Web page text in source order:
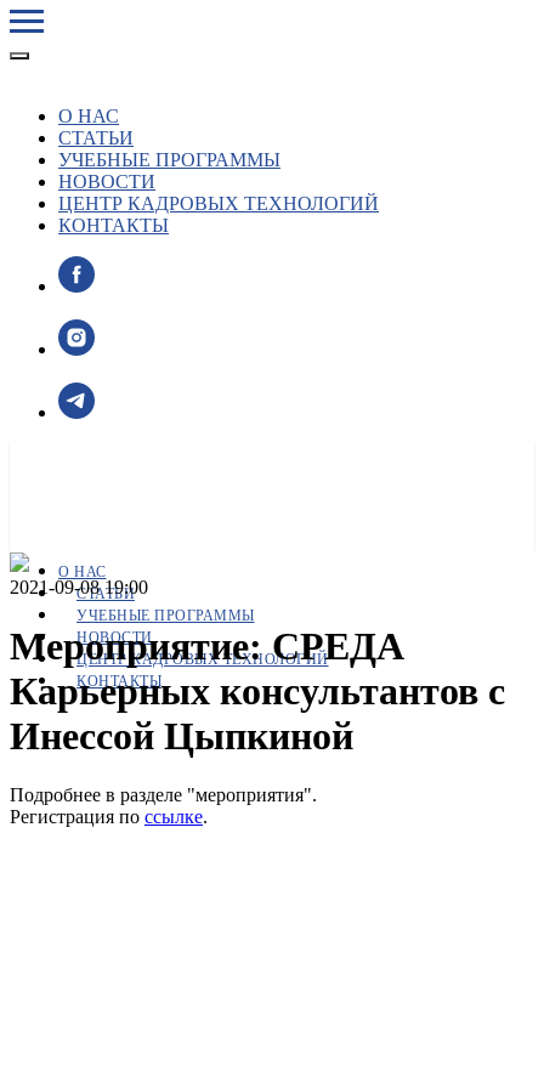
О НАС
СТАТЬИ
УЧЕБНЫЕ ПРОГРАММЫ
НОВОСТИ
ЦЕНТР КАДРОВЫХ ТЕХНОЛОГИЙ
КОНТАКТЫ
О НАС
СТАТЬИ
УЧЕБНЫЕ ПРОГРАММЫ
НОВОСТИ
ЦЕНТР КАДРОВЫХ ТЕХНОЛОГИЙ
КОНТАКТЫ
2021-09-08 19:00
Мероприятие: СРЕДА
Карьерных консультантов с
Инессой Цыпкиной
Подробнее в разделе "мероприятия".
Регистрация по ссылке.